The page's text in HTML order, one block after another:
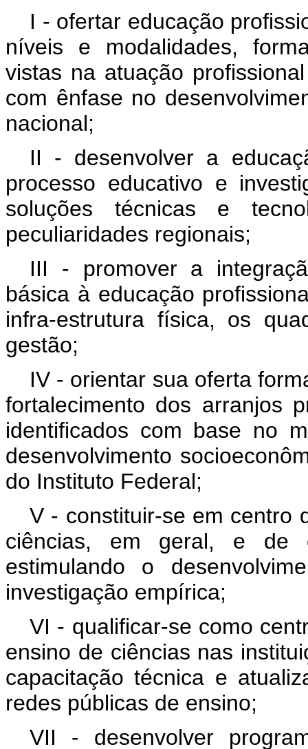
I - ofertar educação
níveis e modalidades,
vistas na atuação
com ênfase no
nacional;
II - desenvolver a
processo educativo e
soluções técnicas e
peculiaridades regionais;
III - promover a
básica à educação
infra-estrutura física, os
gestão;
IV - orientar sua oferta
fortalecimento dos arranjos
identificados com base no
desenvolvimento
do Instituto Federal;
V - constituir-se em centro
ciências, em geral, e de
estimulando o
investigação empírica;
VI - qualificar-se como
ensino de ciências nas
capacitação técnica e
redes públicas de ensino;
VII - desenvolver